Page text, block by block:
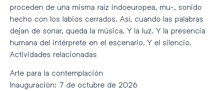
proceden de una misma raíz indoeuropea, mu-, sonido
hecho con los labios cerrados. Así, cuando las palabras
dejan de sonar, queda la música. Y la luz. Y la presencia
humana del intérprete en el escenario. Y el silencio.
Actividades relacionadas
Arte para la contemplación
Inauguración: 7 de octubre de 2026